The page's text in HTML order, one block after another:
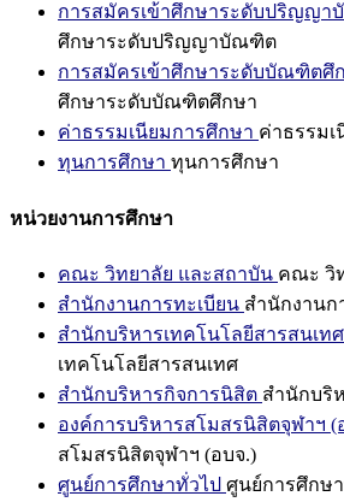
การสมัครเข้าศึกษาระดับปริญญ
ศึกษาระดับปริญญาบัณฑิต
การสมัครเข้าศึกษาระดับบัณฑิตศึ
ศึกษาระดับบัณฑิตศึกษา
ค่าธรรมเนียมการศึกษา ค่าธรรม
ทุนการศึกษา ทุนการศึกษา
หน่วยงานการศึกษา
คณะ วิทยาลัย และสถาบัน คณะ วิ
สำนักงานการทะเบียน สำนักงานก
สำนักบริหารเทคโนโลยีสารสนเทศ
เทคโนโลยีสารสนเทศ
สำนักบริหารกิจการนิสิต สำนักบริ
องค์การบริหารสโมสรนิสิตจุฬาฯ (
สโมสรนิสิตจุฬาฯ (อบจ.)
ศูนย์การศึกษาทั่วไป ศูนย์การศึกษ